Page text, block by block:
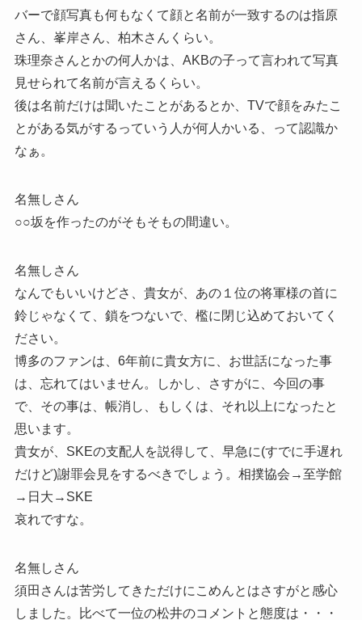
バーで顔写真も何もなくて顔と名前が一致するのは指原
さん、峯岸さん、柏木さんくらい。
珠理奈さんとかの何人かは、AKBの子って言われて写真
見せられて名前が言えるくらい。
後は名前だけは聞いたことがあるとか、TVで顔をみたこ
とがある気がするっていう人が何人かいる、って認識か
なぁ。
名無しさん
○○坂を作ったのがそもそもの間違い。
名無しさん
なんでもいいけどさ、貴女が、あの１位の将軍様の首に
鈴じゃなくて、鎖をつないで、檻に閉じ込めておいてく
ださい。
博多のファンは、6年前に貴女方に、お世話になった事
は、忘れてはいません。しかし、さすがに、今回の事
で、その事は、帳消し、もしくは、それ以上になったと
思います。
貴女が、SKEの支配人を説得して、早急に(すでに手遅れ
だけど)謝罪会見をするべきでしょう。相撲協会→至学館
→日大→SKE
哀れですな。
名無しさん
須田さんは苦労してきただけにこめんとはさすがと感心
しました。比べて一位の松井のコメントと態度は・・・